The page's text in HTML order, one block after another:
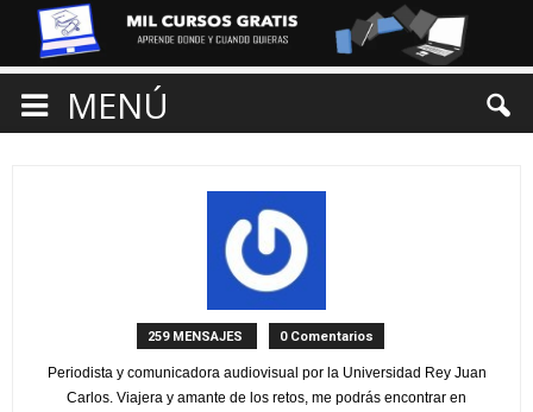
MENÚ
Ana Martinez
259 MENSAJES 0 Comentarios
Periodista y comunicadora audiovisual por la Universidad Rey Juan
Carlos. Viajera y amante de los retos, me podrás encontrar en